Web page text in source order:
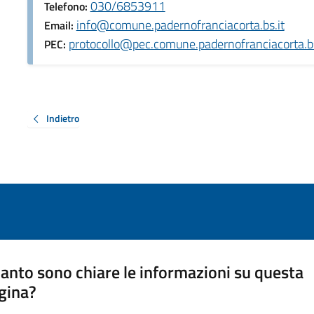
Telefono: 030/6853911
Email: info@comune.padernofranciacorta.bs.it
PEC:
Indietro
sono chiare le informazioni su questa